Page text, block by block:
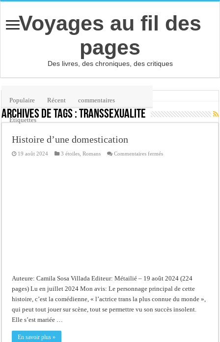
Voyages au fil des
pages
Des livres, des chroniques, des critiques
Archives de tags :transsexualité
Histoire d’une domestication
19 août 2024 3 étoiles ,Romans Commentaires ferméssur
Auteure: Camila Sosa Villada Editeur: Métailié – 19 août 2024 (224
pages) Lu en juillet 2024 Mon avis: Le personnage principal de cette
histoire, c’est la comédienne, « l’actrice trans la plus connue du monde »,
qui peut tout jouer sur scène, tout se permettre vu son succès insolent.
Elle s’est mariée …
En savoir plus »
Populaire Récent commentaires
Etiquettes